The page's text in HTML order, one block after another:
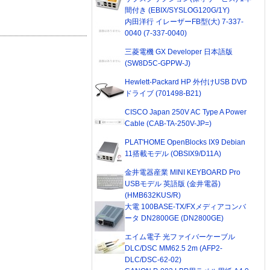
間付き (EBIX/SYSLOG120G/1Y)
内田洋行 イレーザーFB型(大) 7-337-
0040 (7-337-0040)
三菱電機 GX Developer 日本語版
(SW8D5C-GPPW-J)
Hewlett-Packard HP 外付けUSB DVD
ドライブ (701498-B21)
CISCO Japan 250V AC Type A Power
Cable (CAB-TA-250V-JP=)
PLAT'HOME OpenBlocks IX9 Debian
11搭載モデル (OBSIX9/D11A)
金井電器産業 MINI KEYBOARD Pro
USBモデル 英語版 (金井電器)
(HMB632KUS/R)
大電 100BASE-TX/FXメディアコンバ
ータ DN2800GE (DN2800GE)
エイム電子 光ファイバーケーブル
DLC/DSC MM62.5 2m (AFP2-
DLC/DSC-62-02)